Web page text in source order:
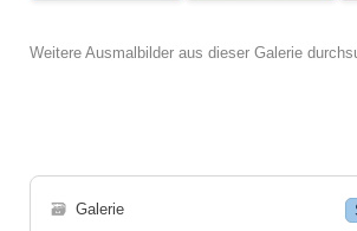
Weitere Ausmalbilder aus dieser Galerie
🗃 Galerie